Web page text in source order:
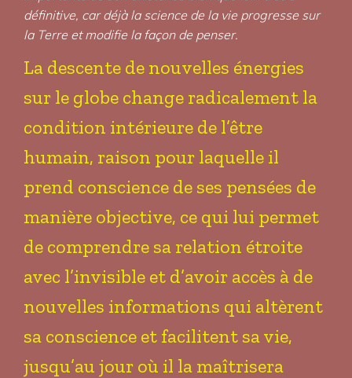
définitive, car déjà la science de la vie progresse sur
la Terre et modifie la façon de penser.
La descente de nouvelles énergies
sur le globe change radicalement la
condition intérieure de l’être
humain, raison pour laquelle il
prend conscience de ses pensées de
manière objective, ce qui lui permet
de comprendre sa relation étroite
avec l’invisible et d’avoir accès à de
nouvelles informations qui altèrent
sa conscience et facilitent sa vie,
jusqu’au jour où il la maîtrisera